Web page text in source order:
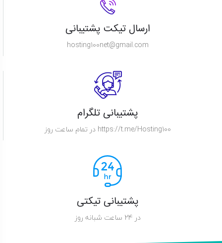
ارسال تیکت پشتیبانی
hosting100net@gmail.com
پشتیبانی تلگرام
https://t.me/Hosting100 در تمام ساعت روز
پشتیبانی تیکتی
در 24 ساعت شبانه روز